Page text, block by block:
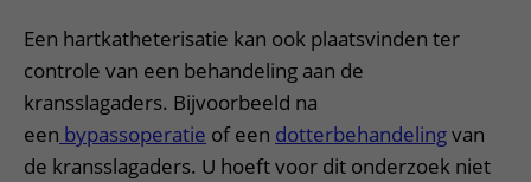
Een hartkatheterisatie kan ook plaatsvinden ter
controle van een behandeling aan de
kransslagaders. Bijvoorbeeld na
een bypassoperatie of een dotterbehandelingvan
de kransslagaders. U hoeft voor dit onderzoek niet